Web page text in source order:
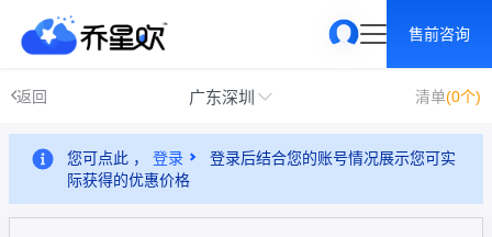
售前咨询
返回 广东深圳 清单(0个)
您可点此 ， 登录
登录后结合您的账号情况展示您可实
际获得的优惠价格